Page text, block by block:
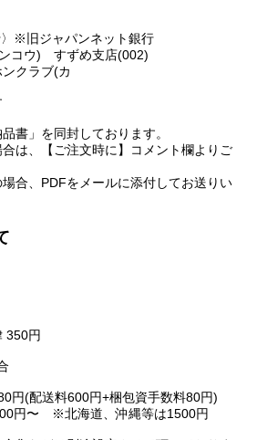
※旧ジャパンネット銀行
コウ) すずめ支店(002)
クラブ(カ
書」を同封しております。
は、【ご注文時に】コメント欄よりご
合、PDFをメールに添付してお送りい
350円
円(配送料600円+梱包資手数料80円)
円〜 ※北海道、沖縄等は1500円